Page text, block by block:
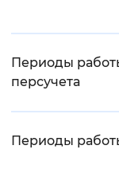
Периоды
персучета
Периоды